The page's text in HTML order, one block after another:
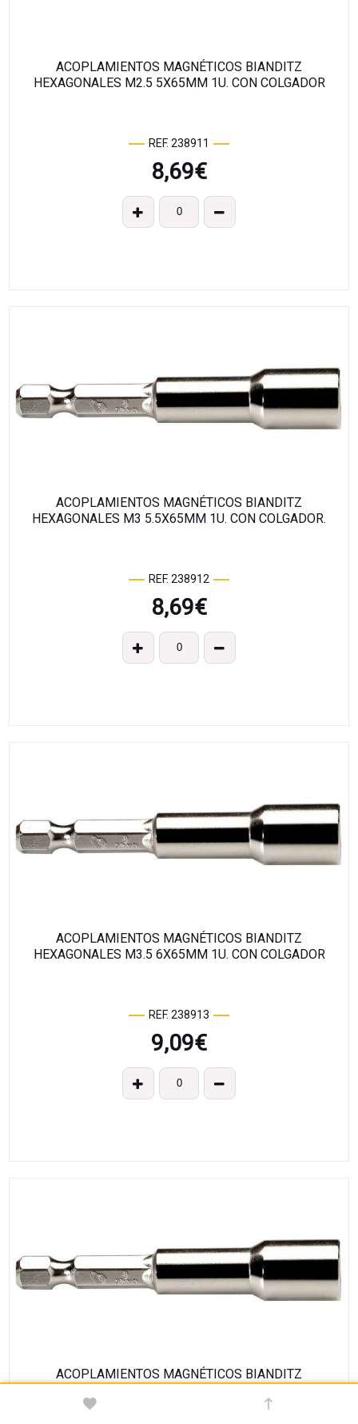
ACOPLAMIENTOS MAGNÉTICOS BIANDITZ
HEXAGONALES M2.5 5X65MM 1U. CON COLGADOR
REF. 238911
8,69€
ACOPLAMIENTOS MAGNÉTICOS BIANDITZ
HEXAGONALES M3 5.5X65MM 1U. CON COLGADOR.
REF. 238912
8,69€
ACOPLAMIENTOS MAGNÉTICOS BIANDITZ
HEXAGONALES M3.5 6X65MM 1U. CON COLGADOR
REF. 238913
9,09€
ACOPLAMIENTOS MAGNÉTICOS BIANDITZ